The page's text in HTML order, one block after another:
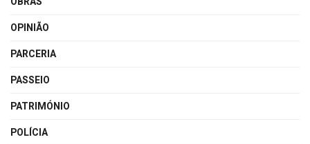
OPINIÃO
PARCERIA
PASSEIO
PATRIMÓNIO
POLÍCIA